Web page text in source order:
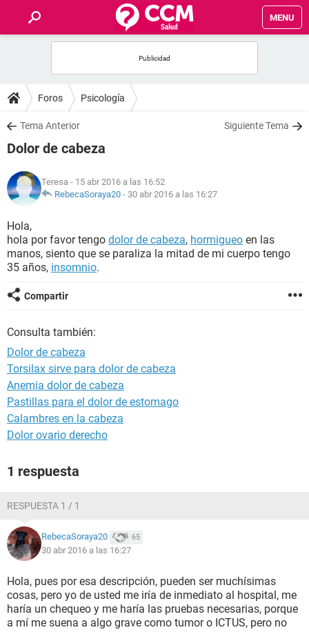
MENU
FOROS
SALUD
NUTRICIÓN
BIENESTAR
SEXUALIDAD
GLOSARIO
Foros Psicología
Tema Anterior Siguiente Tema
Dolor de cabeza
Teresa - 15 abr 2016 a las 16:52
RebecaSoraya20 - 30 abr 2016 a las 16:27
Hola,
hola por favor tengo dolor de cabeza, hormigueo en las
manos, siento que se paraliza la mitad de mi cuerpo tengo
35 años, insomnio.
Compartir
Consulta también:
Dolor de cabeza
Torsilax sirve para dolor de cabeza
Anemia dolor de cabeza
Pastillas para el dolor de estomago
Calambres en la cabeza
Dolor ovario derecho
1 respuesta
RESPUESTA 1 / 1
RebecaSoraya20 65
30 abr 2016 a las 16:27
Hola, pues por esa descripción, pueden ser muchísimas
cosas, pero yo de usted me iría de inmediato al hospital, me
haría un chequeo y me haría las pruebas necesarias, porque
a mí me suena a algo grave como tumor o ICTUS, pero no